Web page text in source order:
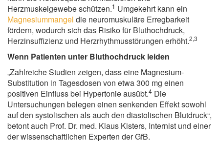
Herzmuskelgewebe schützen.1 Umgekehrt kann ein
Magnesiummangel die neuromuskuläre Erregbarkeit
fördern, wodurch sich das Risiko für Bluthochdruck,
Herzinsuffizienz und Herzrhythmusstörungen erhöht.2,3
Wenn Patienten unter Bluthochdruck leiden
„Zahlreiche Studien zeigen, dass eine Magnesium-
Substitution in Tagesdosen von etwa 300 mg einen
positiven Einfluss bei Hypertonie ausübt.4 Die
Untersuchungen belegen einen senkenden Effekt sowohl
auf den systolischen als auch den diastolischen Blutdruck“,
betont auch Prof. Dr. med. Klaus Kisters, Internist und einer
der wissenschaftlichen Experten der GfB.